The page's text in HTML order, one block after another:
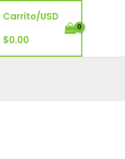
Carrito/USD
$0.00